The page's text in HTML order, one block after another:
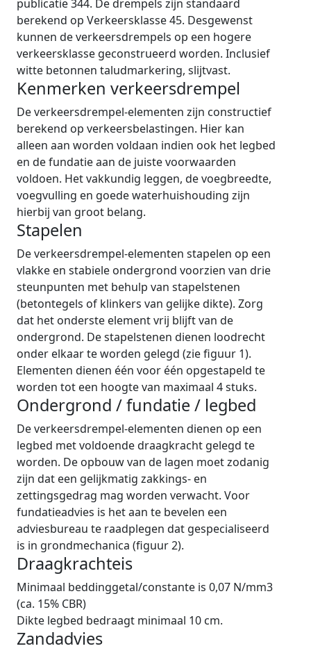
publicatie 344. De drempels zijn standaard
berekend op Verkeersklasse 45. Desgewenst
kunnen de verkeersdrempels op een hogere
verkeersklasse geconstrueerd worden. Inclusief
witte betonnen taludmarkering, slijtvast.
Kenmerken verkeersdrempel
De verkeersdrempel-elementen zijn constructief
berekend op verkeersbelastingen. Hier kan
alleen aan worden voldaan indien ook het legbed
en de fundatie aan de juiste voorwaarden
voldoen. Het vakkundig leggen, de voegbreedte,
voegvulling en goede waterhuishouding zijn
hierbij van groot belang.
Stapelen
De verkeersdrempel-elementen stapelen op een
vlakke en stabiele ondergrond voorzien van drie
steunpunten met behulp van stapelstenen
(betontegels of klinkers van gelijke dikte). Zorg
dat het onderste element vrij blijft van de
ondergrond. De stapelstenen dienen loodrecht
onder elkaar te worden gelegd (zie figuur 1).
Elementen dienen één voor één opgestapeld te
worden tot een hoogte van maximaal 4 stuks.
Ondergrond / fundatie / legbed
De verkeersdrempel-elementen dienen op een
legbed met voldoende draagkracht gelegd te
worden. De opbouw van de lagen moet zodanig
zijn dat een gelijkmatig zakkings- en
zettingsgedrag mag worden verwacht. Voor
fundatieadvies is het aan te bevelen een
adviesbureau te raadplegen dat gespecialiseerd
is in grondmechanica (figuur 2).
Draagkrachteis
Minimaal beddinggetal/constante is 0,07 N/mm3
(ca. 15% CBR)
Dikte legbed bedraagt minimaal 10 cm.
Zandadvies